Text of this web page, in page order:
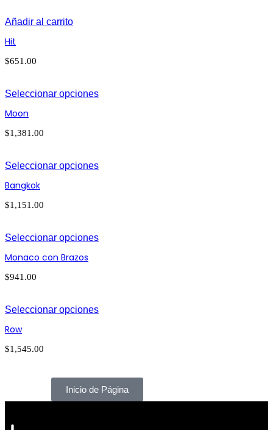
Añadir al carrito
Hit
$651.00
Seleccionar opciones
Moon
$1,381.00
Seleccionar opciones
Bangkok
$1,151.00
Seleccionar opciones
Monaco con Brazos
$941.00
Seleccionar opciones
Row
$1,545.00
Inicio de Página